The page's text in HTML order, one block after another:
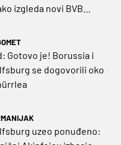
izgleda novi BVB
Gotovo je! Borussia i
se dogovorili oko
uzeo ponuđeno: